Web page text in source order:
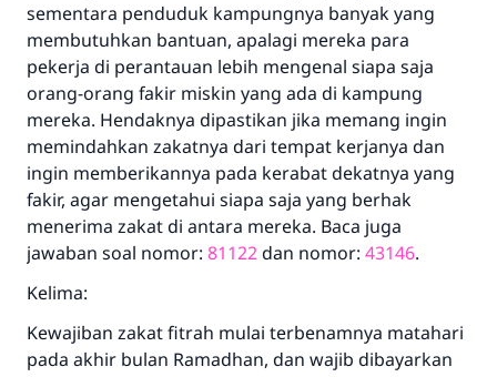
sementara penduduk kampungnya banyak yang
membutuhkan bantuan, apalagi mereka para
pekerja di perantauan lebih mengenal siapa saja
orang-orang fakir miskin yang ada di kampung
mereka. Hendaknya dipastikan jika memang ingin
memindahkan zakatnya dari tempat kerjanya dan
ingin memberikannya pada kerabat dekatnya yang
fakir, agar mengetahui siapa saja yang berhak
menerima zakat di antara mereka. Baca juga
jawaban soal nomor: 81122dan nomor: 43146.
Kelima:
Kewajiban zakat fitrah mulai terbenamnya matahari
pada akhir bulan Ramadhan, dan wajib dibayarkan